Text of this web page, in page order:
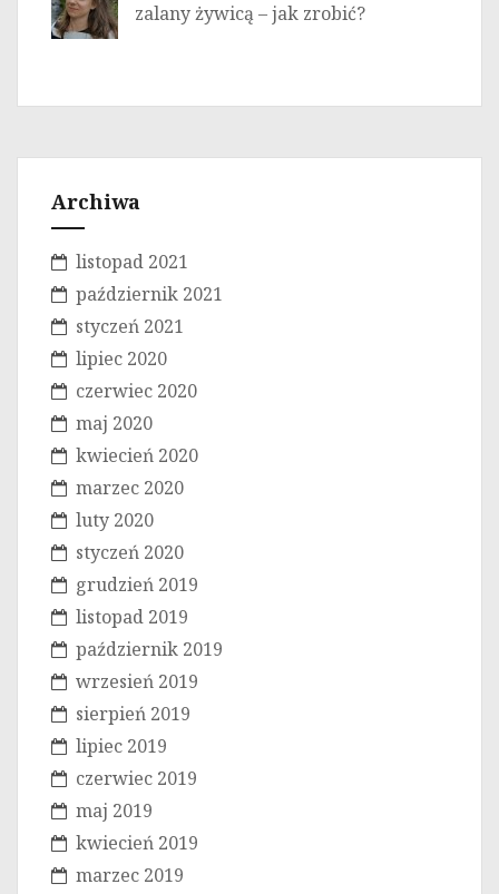
zalany żywicą – jak zrobić?
Archiwa
listopad 2021
październik 2021
styczeń 2021
lipiec 2020
czerwiec 2020
maj 2020
kwiecień 2020
marzec 2020
luty 2020
styczeń 2020
grudzień 2019
listopad 2019
październik 2019
wrzesień 2019
sierpień 2019
lipiec 2019
czerwiec 2019
maj 2019
kwiecień 2019
marzec 2019